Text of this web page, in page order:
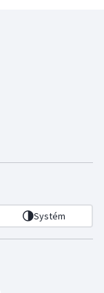
Systém